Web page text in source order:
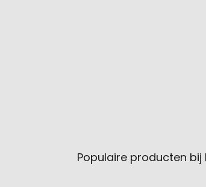
Populaire producten